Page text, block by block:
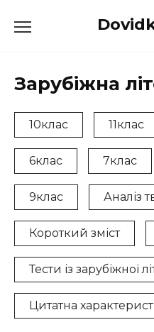
до
Зарубіжна
10клас 11клас
6клас 7клас
9клас Аналіз
Короткий зміст
Тести із зарубіжної
Цитатна